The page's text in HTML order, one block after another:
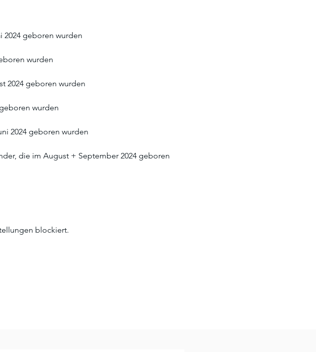
2024 geboren wurden
wurden
2024 geboren wurden
wurden
2024 geboren wurden
die im August + September 2024 geboren
blockiert.